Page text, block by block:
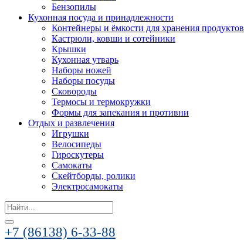
Бензопилы
Кухонная посуда и принадлежности
Контейнеры и ёмкости для хранения продуктов
Кастрюли, ковши и сотейники
Крышки
Кухонная утварь
Наборы ножей
Наборы посуды
Сковороды
Термосы и термокружки
Формы для запекания и противни
Отдых и развлечения
Игрушки
Велосипеды
Гироскутеры
Самокаты
Скейтборды, ролики
Электросамокаты
Search
for:
+7 (86138) 6-33-88